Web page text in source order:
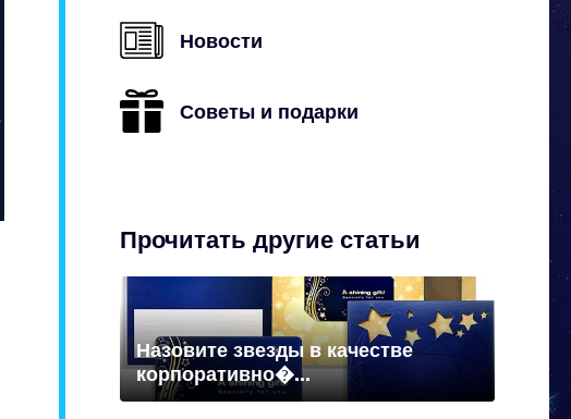
Новости
Советы и подарки
Прочитать другие статьи
Назовите звезды в качестве
корпоративно�...